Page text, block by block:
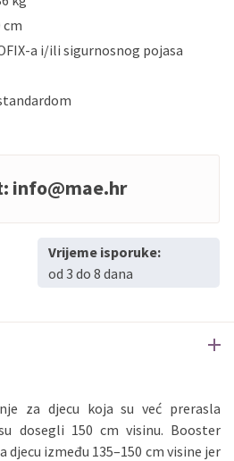
cm
a i/ili sigurnosnog pojasa
info@mae.hr
Vrijeme isporuke:
od 3 do 8 dana
za djecu koja su već prerasla
dosegli 150 cm visinu. Booster
djecu između 135–150 cm visine jer